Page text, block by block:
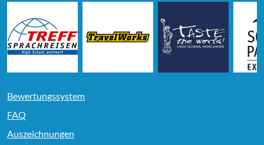
Bewertungssystem
FAQ
Auszeichnungen